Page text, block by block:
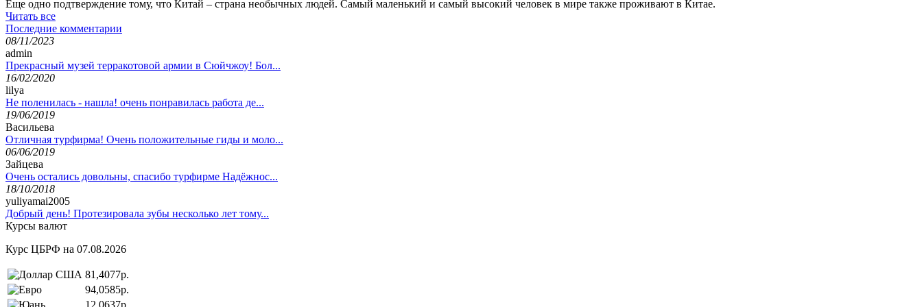
Еще одно подтверждение тому, что Китай – страна необычных людей. Самый маленький и самый высокий человек в мире также проживают в Китае.
Читать все
Последние комментарии
08/11/2023
admin
Прекрасный музей терракотовой армии в Сюйчжоу! Бол...
16/02/2020
lilya
Не поленилась - нашла! очень понравилась работа де...
19/06/2019
Васильева
Отличная турфирма! Очень положительные гиды и моло...
06/06/2019
Зайцева
Очень остались довольны, спасибо турфирме Надёжнос...
18/10/2018
yuliyamai2005
Добрый день! Протезировала зубы несколько лет тому...
Курсы валют
Курс ЦБРФ на 07.08.2026
81,4077р.
94,0585р.
12,0637р.